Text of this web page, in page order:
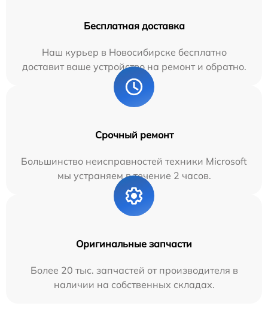
Бесплатная доставка
Наш курьер в Новосибирске бесплатно
доставит ваше устройство на ремонт и обратно.
Срочный ремонт
Большинство неисправностей техники Microsoft
мы устраняем в течение 2 часов.
Оригинальные запчасти
Более 20 тыс. запчастей от производителя в
наличии на собственных складах.